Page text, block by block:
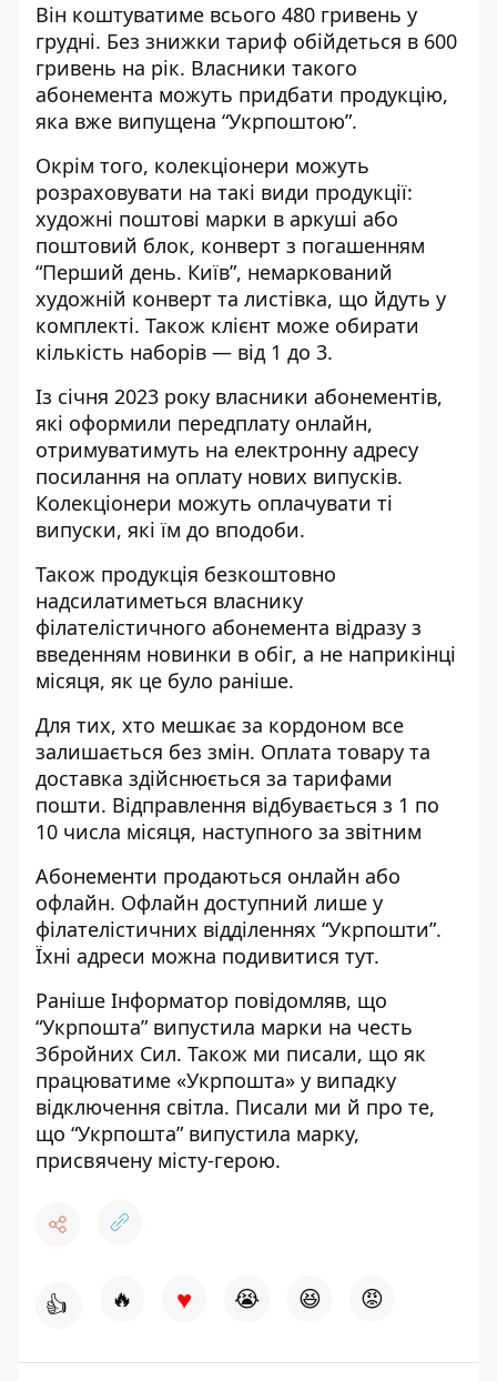
Він коштуватиме всього 480 гривень у
грудні. Без знижки тариф обійдеться в 600
гривень на рік. Власники такого
абонемента можуть придбати продукцію,
яка вже випущена “Укрпоштою”.
Окрім того, колекціонери можуть
розраховувати на такі види продукції:
художні поштові марки в аркуші або
поштовий блок, конверт з погашенням
“Перший день. Київ”, немаркований
художній конверт та листівка, що йдуть у
комплекті. Також клієнт може обирати
кількість наборів — від 1 до 3.
Із січня 2023 року власники абонементів,
які оформили передплату онлайн,
отримуватимуть на електронну адресу
посилання на оплату нових випусків.
Колекціонери можуть оплачувати ті
випуски, які їм до вподоби.
Також продукція безкоштовно
надсилатиметься власнику
філателістичного абонемента відразу з
введенням новинки в обіг, а не наприкінці
місяця, як це було раніше.
Для тих, хто мешкає за кордоном все
залишається без змін. Оплата товару та
доставка здійснюється за тарифами
пошти. Відправлення відбувається з 1 по
10 числа місяця, наступного за звітним
Абонементи продаються онлайн або
офлайн. Офлайн доступний лише у
філателістичних відділеннях “Укрпошти”.
Їхні адреси можна подивитися тут.
Раніше Інформатор повідомляв, що
“Укрпошта” випустила марки на честь
Збройних Сил. Також ми писали, що як
працюватиме «Укрпошта» у випадку
відключення світла. Писали ми й про те,
що “Укрпошта” випустила марку,
присвячену місту-герою.
👍 🔥 ♥ 😭 😆 😡